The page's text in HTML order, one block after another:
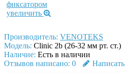
увеличить
Производитель: VENOTEKS
Модель: Clinic 2b (26-32 мм рт. ст.)
Наличие: Есть в наличии
Отзывов написано: 0 Написать